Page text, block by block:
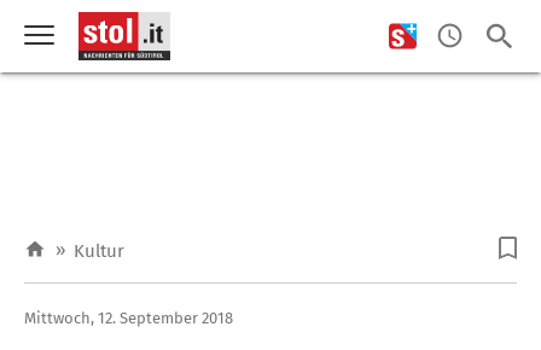
» Kultur
Mittwoch, 12. September 2018